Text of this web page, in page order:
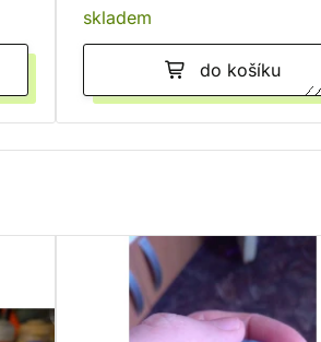
skladem
do košíku